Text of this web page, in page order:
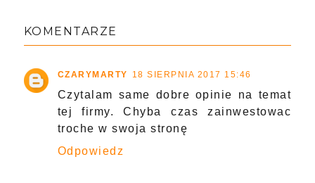
KOMENTARZE
CZARYMARTY 18 SIERPNIA 2017 15:46
Czytalam same dobre opinie na temat
tej firmy. Chyba czas zainwestowac
troche w swoja stronę
Odpowiedz